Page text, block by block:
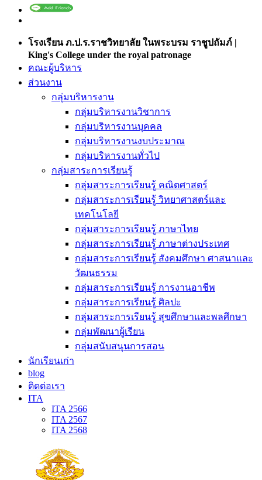
โรงเรียน ภ.ป.ร.ราชวิทยาลัย ในพระบรม ราชูปถัมภ์ |
King's College under the royal patronage
คณะผู้บริหาร
ส่วนงาน
กลุ่มบริหารงาน
กลุ่มบริหารงานวิชาการ
กลุ่มบริหารงานบุคคล
กลุ่มบริหารงานงบประมาณ
กลุ่มบริหารงานทั่วไป
กลุ่มสาระการเรียนรู้
กลุ่มสาระการเรียนรู้ คณิตศาสตร์
กลุ่มสาระการเรียนรู้ วิทยาศาสตร์และ
เทคโนโลยี
กลุ่มสาระการเรียนรู้ ภาษาไทย
กลุ่มสาระการเรียนรู้ ภาษาต่างประเทศ
กลุ่มสาระการเรียนรู้ สังคมศึกษา ศาสนาและ
วัฒนธรรม
กลุ่มสาระการเรียนรู้ การงานอาชีพ
กลุ่มสาระการเรียนรู้ ศิลปะ
กลุ่มสาระการเรียนรู้ สุขศึกษาและพลศึกษา
กลุ่มพัฒนาผู้เรียน
กลุ่มสนับสนุนการสอน
นักเรียนเก่า
blog
ติดต่อเรา
ITA
ITA 2566
ITA 2567
ITA 2568